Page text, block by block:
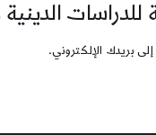
الدينية
بريدك الإلكتروني.